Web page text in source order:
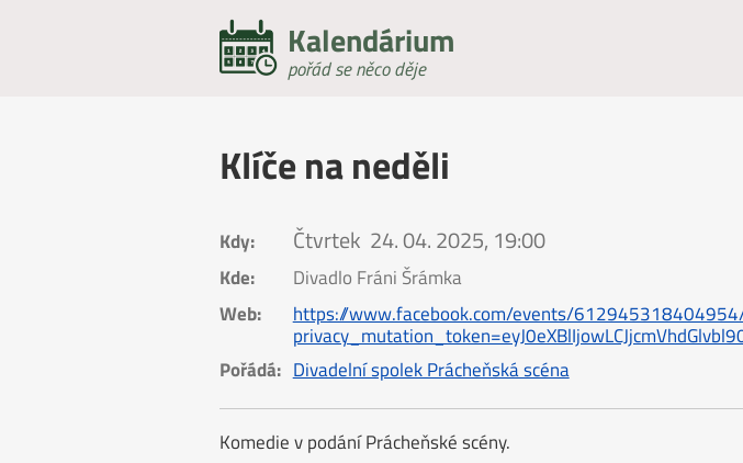
Kalendárium
pořád se něco děje
Klíče na neděli
Kdy: Čtvrtek 24. 04. 2025, 19:00
Kde:
Divadlo Fráni Šrámka
Web:
https://www.facebook.com/events/
Pořádá: Divadelní spolek Prácheňská scéna
Komedie v podání Prácheňské scény.